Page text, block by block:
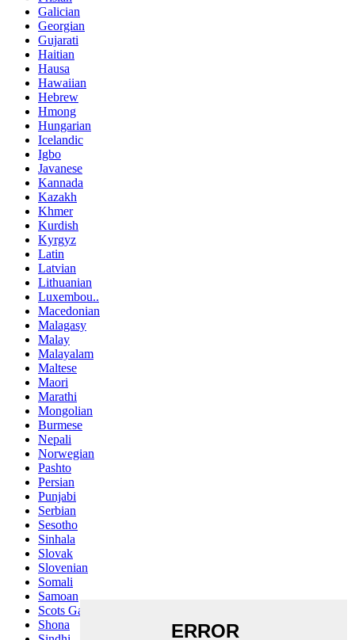
Galician
Georgian
Gujarati
Haitian
Hausa
Hawaiian
Hebrew
Hmong
Hungarian
Icelandic
Igbo
Javanese
Kannada
Kazakh
Khmer
Kurdish
Kyrgyz
Latin
Latvian
Lithuanian
Luxembou..
Macedonian
Malagasy
Malay
Malayalam
Maltese
Maori
Marathi
Mongolian
Burmese
Nepali
Norwegian
Pashto
Persian
Punjabi
Serbian
Sesotho
Sinhala
Slovak
Slovenian
Somali
Samoan
Scots Gaelic
Shona